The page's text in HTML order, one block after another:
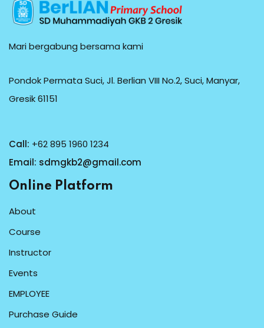
Mari bergabung bersama kami
Pondok Permata Suci, Jl. Berlian VIII No.2, Suci, Manyar,
Gresik 61151
Call: +62 895 1960 1234
Email: sdmgkb2@gmail.com
Online Platform
About
Course
Instructor
Events
EMPLOYEE
Purchase Guide